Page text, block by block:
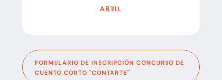
ABRIL
FORMULARIO DE INSCRIPCIÓN CONCURSO DE
CUENTO CORTO "CONTARTE"